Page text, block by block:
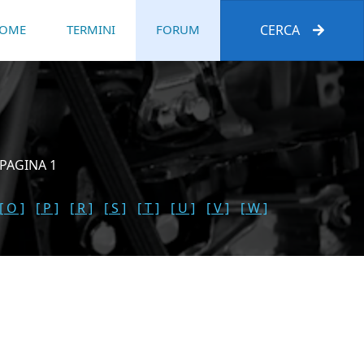
TERMINI FORUM CERCA
1
[ O ] [ P ] [ R ] [ S ] [ T ] [ U ] [ V ]
[ W ]